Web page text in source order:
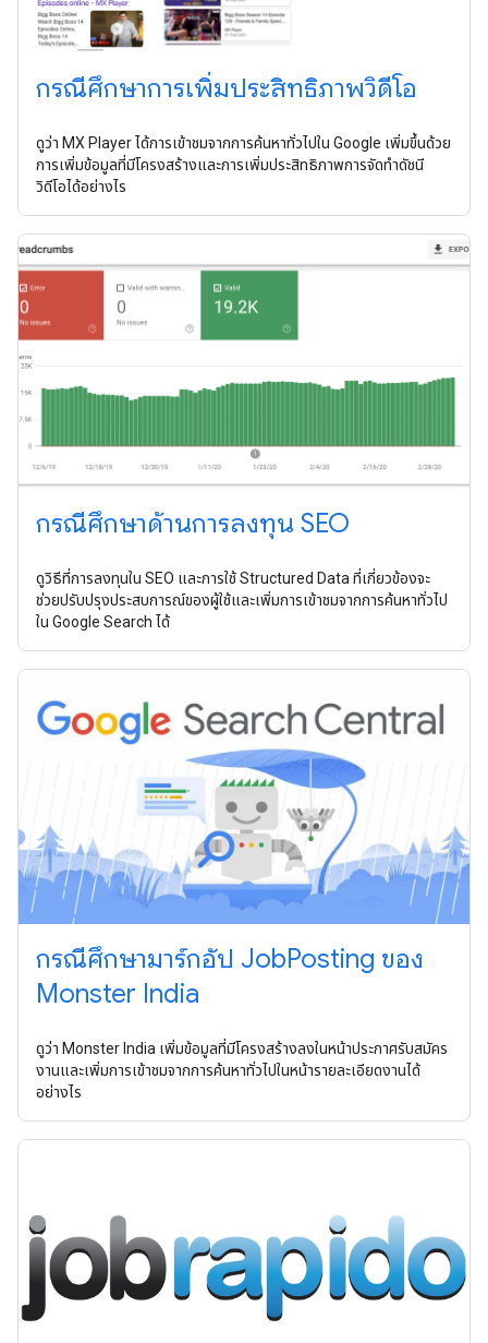
กรณีศึกษาการเพิ่มประสิทธิภาพวิดีโอ
ดูว่า MX Player ได้การเข้าชมจากการค้นหาทั่วไปใน Google เพิ่มขึ้นด้วย
การเพิ่มข้อมูลที่มีโครงสร้างและการเพิ่มประสิทธิภาพการจัดทําดัชนี
วิดีโอได้อย่างไร
กรณีศึกษาด้านการลงทุน SEO
ดูวิธีที่การลงทุนใน SEO และการใช้ Structured Data ที่เกี่ยวข้องจะ
ช่วยปรับปรุงประสบการณ์ของผู้ใช้และเพิ่มการเข้าชมจากการค้นหาทั่วไป
ใน Google Search ได้
กรณีศึกษามาร์กอัป JobPosting ของ
Monster India
ดูว่า Monster India เพิ่มข้อมูลที่มีโครงสร้างลงในหน้าประกาศรับสมัคร
งานและเพิ่มการเข้าชมจากการค้นหาทั่วไปในหน้ารายละเอียดงานได้
อย่างไร